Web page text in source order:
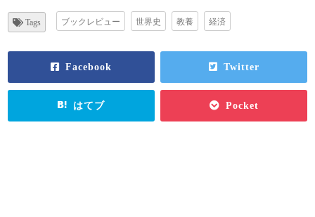
Tags ブックレビュー 世界史 教養 経済
Facebook Twitter
はてブ Pocket